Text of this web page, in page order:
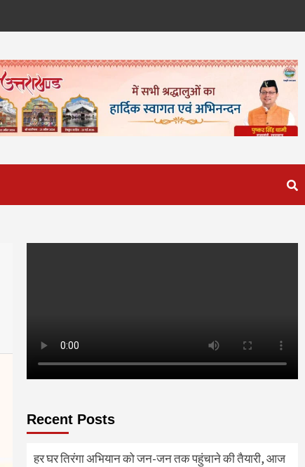
Recent Posts
हर घर तिरंगा अभियान को जन-जन तक पहुंचाने की तैयारी, आज